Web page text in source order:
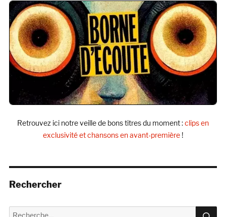
Retrouvez ici notre veille de bons titres du moment :clips en
exclusivité et chansons en avant-première !
Rechercher
Recherche